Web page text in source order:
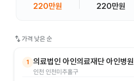
220만원 220만원
swap_vert 가격 낮은 순
1 의료법인 아인의료재단 아인병원
인천 인천미추홀구